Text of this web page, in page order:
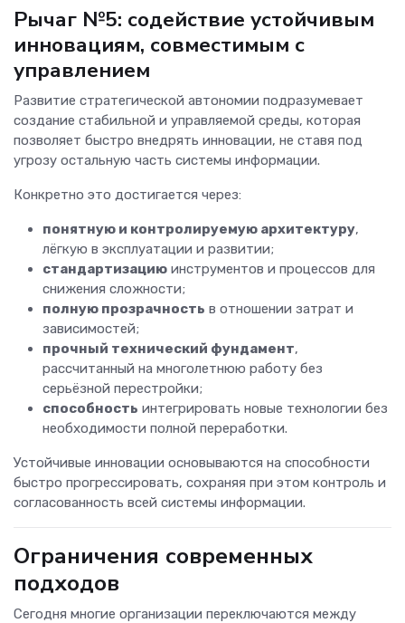
Рычаг №5: содействие устойчивым
инновациям, совместимым с
управлением
Развитие стратегической автономии подразумевает
создание стабильной и управляемой среды, которая
позволяет быстро внедрять инновации, не ставя под
угрозу остальную часть системы информации.
Конкретно это достигается через:
понятную и контролируемую архитектуру,
лёгкую в эксплуатации и развитии;
стандартизацию инструментов и процессов для
снижения сложности;
полную прозрачность в отношении затрат и
зависимостей;
прочный технический фундамент,
рассчитанный на многолетнюю работу без
серьёзной перестройки;
способность интегрировать новые технологии без
необходимости полной переработки.
Устойчивые инновации основываются на способности
быстро прогрессировать, сохраняя при этом контроль и
согласованность всей системы информации.
Ограничения современных
подходов
Сегодня многие организации переключаются между